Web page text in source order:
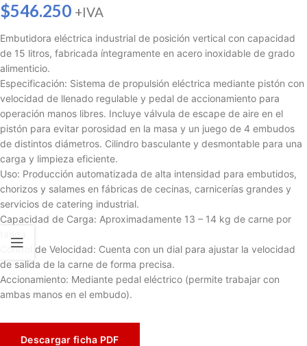
$546.250 +IVA
Embutidora eléctrica industrial de posición vertical con capacidad
de 15 litros, fabricada íntegramente en acero inoxidable de grado
alimenticio.
Especificación: Sistema de propulsión eléctrica mediante pistón con
velocidad de llenado regulable y pedal de accionamiento para
operación manos libres. Incluye válvula de escape de aire en el
pistón para evitar porosidad en la masa y un juego de 4 embudos
de distintos diámetros. Cilindro basculante y desmontable para una
carga y limpieza eficiente.
Uso: Producción automatizada de alta intensidad para embutidos,
chorizos y salames en fábricas de cecinas, carnicerías grandes y
servicios de catering industrial.
Capacidad de Carga: Aproximadamente 13 – 14 kg de carne por
Control de Velocidad: Cuenta con un dial para ajustar la velocidad
de salida de la carne de forma precisa.
Accionamiento: Mediante pedal eléctrico (permite trabajar con
ambas manos en el embudo).
Descargar ficha PDF